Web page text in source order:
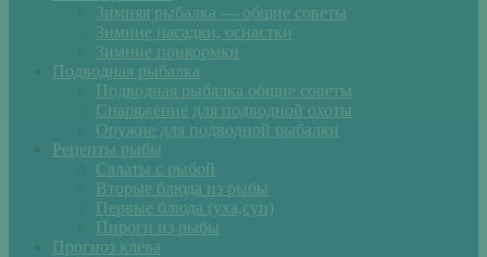
Зимняя рыбалка — общие советы
Зимние насадки, оснастки
Зимние прикормки
Подводная рыбалка
Подводная рыбалка общие советы
Снаряжение для подводной охоты
Оружие для подводной рыбалки
Рецепты рыбы
Салаты с рыбой
Вторые блюда из рыбы
Первые блюда (уха,суп)
Пироги из рыбы
Прогноз клева